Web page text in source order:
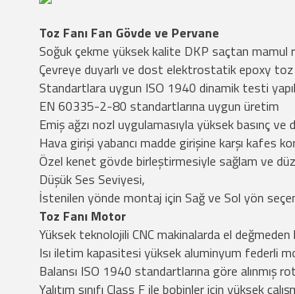
Toz Fanı Fan Gövde ve Pervane
Soğuk çekme yüksek kalite DKP saçtan mamul
Çevreye duyarlı ve dost elektrostatik epoxy
Standartlara uygun ISO 1940 dinamik testi
EN 60335-2-80 standartlarına uygun üretim
Emiş ağzı nozl uygulamasıyla yüksek basınç ve
Hava girişi yabancı madde girişine karşı kafes
Özel kenet gövde birleştirmesiyle sağlam ve
Düşük Ses Seviyesi,
İstenilen yönde montaj için Sağ ve Sol yön
Toz Fanı Motor
Yüksek teknolojili CNC makinalarda el
Isı iletim kapasitesi yüksek aluminyum federli
Balansı ISO 1940 standartlarına göre alınmış
Yalıtım sınıfı Class F ile bobinler için yüksek